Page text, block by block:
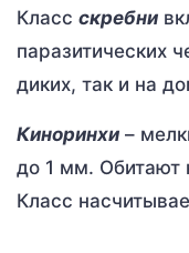
Класс скребни
паразитических
диких, так и на
Киноринхи –
до 1 мм. Обитают
Класс